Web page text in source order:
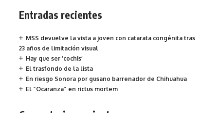
Entradas recientes
MSS devuelve la vista a joven con catarata congénita tras
23 años de limitación visual
Hay que ser ‘cochis’
El trasfondo de la lista
En riesgo Sonora por gusano barrenador de Chihuahua
El “Ocaranza” en rictus mortem